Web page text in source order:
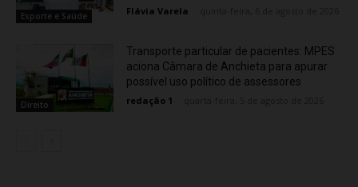
Esporte e Saúde Flávia Varela
Direito
Transporte particular de pacientes: MPES
aciona Câmara de Anchieta para apurar
possível uso político de assessores
redação 1